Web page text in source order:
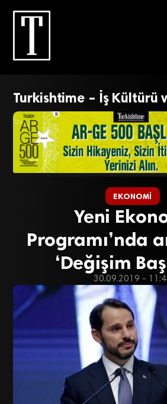
Turkishtime – İş Kültürü
EKONOMI
Yeni
Programı’nda
‘Değişim
30.09.2019 - 11:41